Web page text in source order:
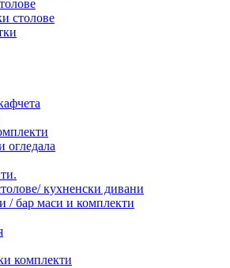
столове
огледала
кухненски дивани
/ бар маси и комплекти
комплекти